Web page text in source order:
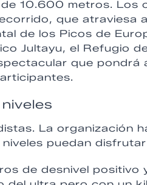
10.600 metros. Los
que atraviesa
de los Picos de
Jultayu, el Refugio
que pondrá
La organización
puedan
de desnivel positivo